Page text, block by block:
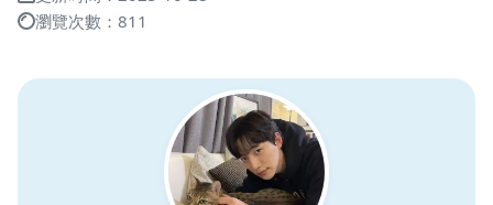
瀏覽次數：811